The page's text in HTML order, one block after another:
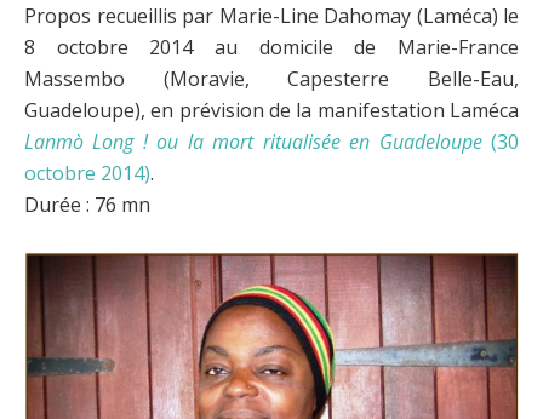
Propos recueillis par Marie-Line Dahomay (Laméca) le
8 octobre 2014 au domicile de Marie-France
Massembo (Moravie, Capesterre Belle-Eau,
Guadeloupe), en prévision de la manifestation Laméca
Lanmò Long ! ou la mort ritualisée en Guadeloupe(30
octobre 2014).
Durée : 76 mn